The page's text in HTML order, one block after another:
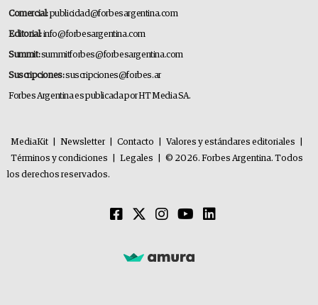
Comercial:publicidad@forbesargentina.com
Editorial:info@forbesargentina.com
Summit:summitforbes@forbesargentina.com
Suscripciones:suscripciones@forbes.ar
Forbes Argentina es publicada por HT Media SA.
MediaKit Newsletter Contacto Valores y estándares editoriales
Términos y condiciones
Legales
© 2026. Forbes Argentina. Todos
los derechos reservados.